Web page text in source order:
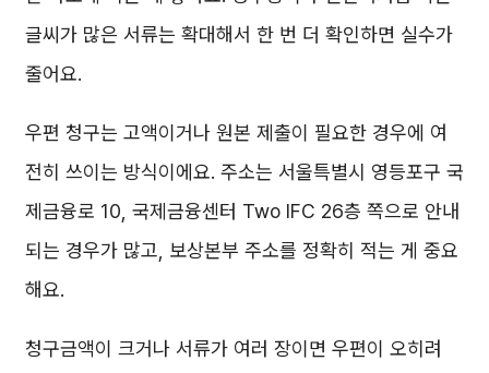
글씨가 많은 서류는 확대해서 한 번 더 확인하면 실수가
줄어요.
우편 청구는 고액이거나 원본 제출이 필요한 경우에 여
전히 쓰이는 방식이에요. 주소는 서울특별시 영등포구 국
제금융로 10, 국제금융센터 Two IFC 26층 쪽으로 안내
되는 경우가 많고, 보상본부 주소를 정확히 적는 게 중요
해요.
청구금액이 크거나 서류가 여러 장이면 우편이 오히려